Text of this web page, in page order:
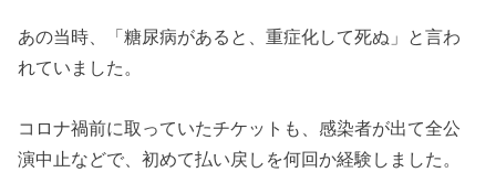
あの当時、「糖尿病があると、重症化して死ぬ」と言わ
れていました。
コロナ禍前に取っていたチケットも、感染者が出て全公
演中止などで、初めて払い戻しを何回か経験しました。